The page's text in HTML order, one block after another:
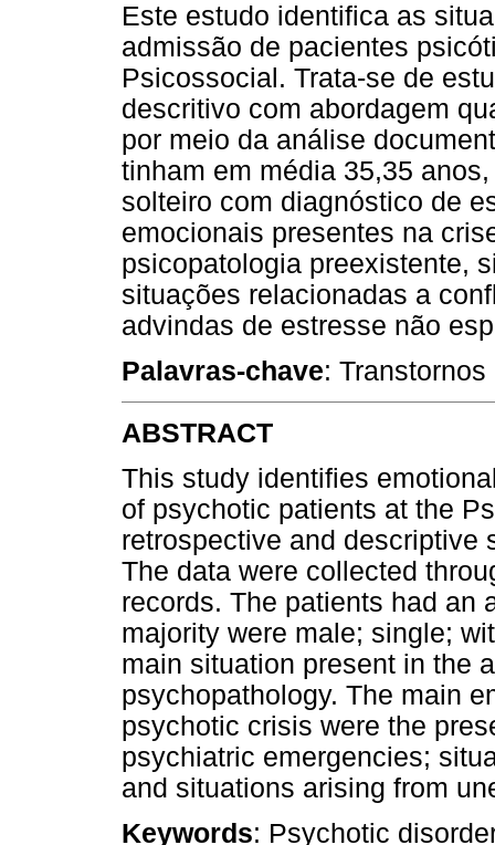
Este estudo identifica as
admissão de pacientes
Psicossocial. Trata-se de
descritivo com abordagem
por meio da análise
tinham em média 35,35
solteiro com diagnóstico de
emocionais presentes na
psicopatologia preexistente,
situações relacionadas a
advindas de estresse não
Palavras-chave:
ABSTRACT
This study identifies
of psychotic patients at the
retrospective and descriptive
The data were collected
records. The patients had an
majority were male; single;
main situation present in the
psychopathology. The main
psychotic crisis were the
psychiatric emergencies;
and situations arising from
Keywords: Psychotic